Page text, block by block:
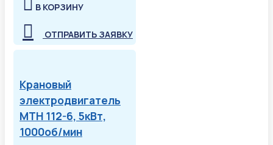
В КОРЗИНУ
ОТПРАВИТЬ ЗАЯВКУ
Крановый
электродвигатель
МТН 112-6, 5кВт,
1000об/мин